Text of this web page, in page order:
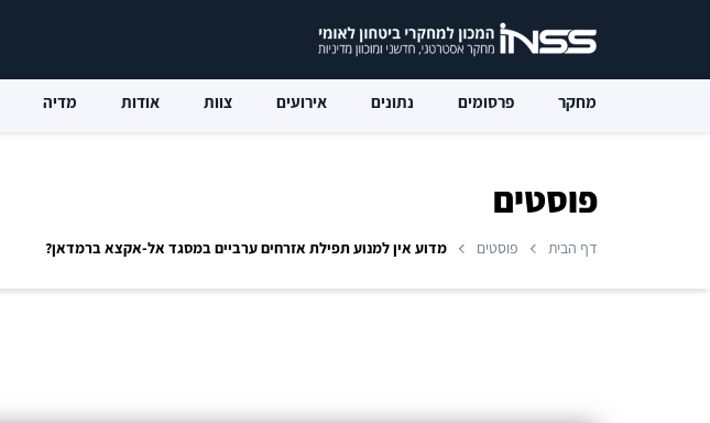
מחקר פרסומים נתונים אירועים צוות אודות מדיה
פוסטים
דף הבית פוסטים מדוע אין למנוע תפילת אזרחים ערביים במסגד אל-אקצא ברמדאן?